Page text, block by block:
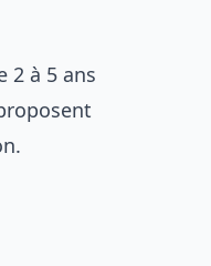
2 à 5 ans